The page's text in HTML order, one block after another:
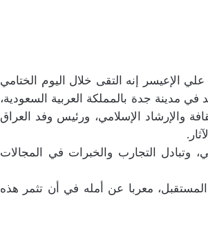
الإعيسر إنه التقى خلال اليوم الختامي
في مدينة جدة بالمملكة العربية السعودية،
والإرشاد الإسلامي، ورئيس وفد العراق
وتبادل التجارب والخبرات في المجالات
معربا عن أمله في أن تثمر هذه